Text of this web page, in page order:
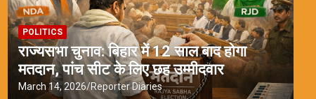
POLITICS
राज्यसभा चुनाव: बिहार में 12 साल बाद होगा
मतदान, पांच सीट के लिए छह उम्मीदवार
March 14, 2026 Reporter Diaries